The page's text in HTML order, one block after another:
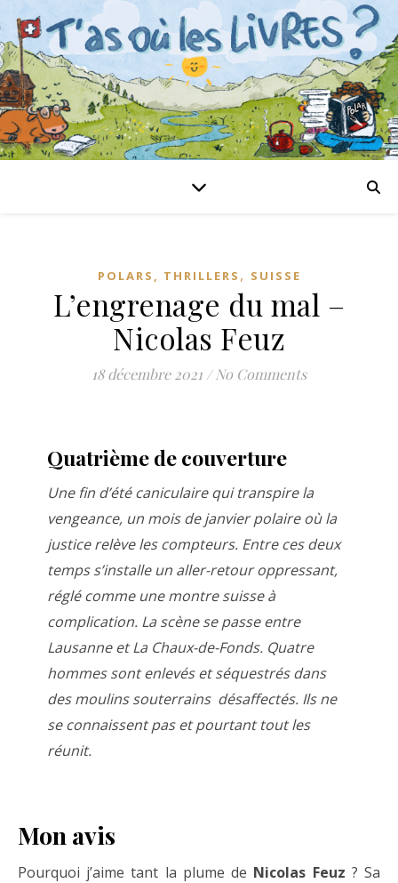
POLARS, THRILLERS , SUISSE
L’engrenage du mal –
Nicolas Feuz
18 décembre 2021 / No Comments
Quatrième de couverture
Une fin d’été caniculaire qui transpire la
vengeance, un mois de janvier polaire où la
justice relève les compteurs. Entre ces deux
temps s’installe un aller-retour oppressant,
réglé comme une montre suisse à
complication. La scène se passe entre
Lausanne et La Chaux-de-Fonds. Quatre
hommes sont enlevés et séquestrés dans
des moulins souterrains désaffectés. Ils ne
se connaissent pas et pourtant tout les
réunit.
Mon avis
Pourquoi j’aime tant la plume de Nicolas Feuz ? Sa